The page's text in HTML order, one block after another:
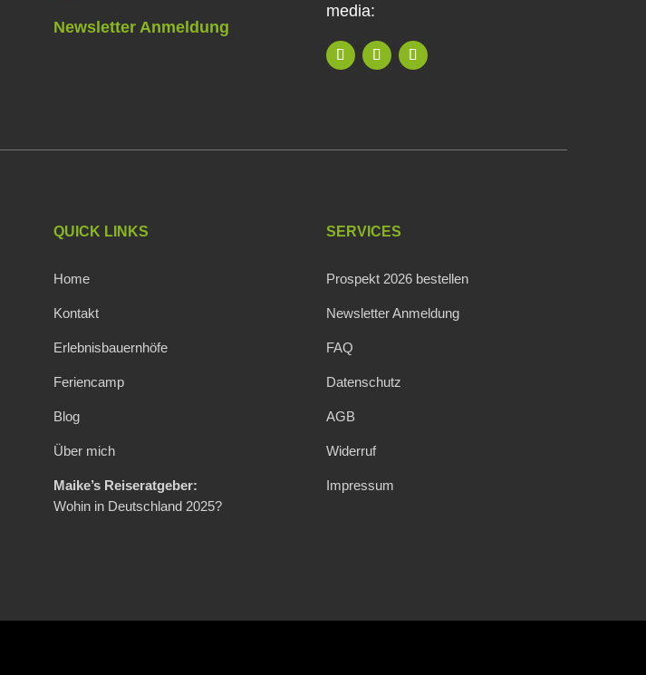
Newsletter Anmeldung
media:
QUICK LINKS
Home
Kontakt
Erlebnisbauernhöfe
Feriencamp
Blog
Über mich
Maike’s Reiseratgeber:
Wohin in Deutschland 2025?
SERVICES
Prospekt 2026 bestellen
Newsletter Anmeldung
FAQ
Datenschutz
AGB
Widerruf
Impressum